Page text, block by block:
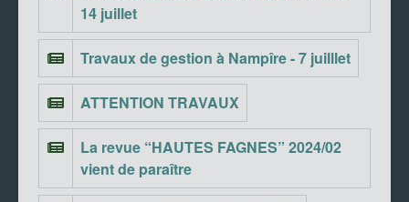
14 juillet
Travaux de gestion à Nampîre - 7 juilllet
ATTENTION TRAVAUX
La revue “HAUTES FAGNES” 2024/02
vient de paraître